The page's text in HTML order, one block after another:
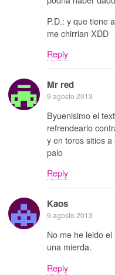
P.D.: y que tiene
me chirrian XDD
Reply
Mr red
9 agosto 2013
Byuenisimo el
refrendearlo
y en toros sitios
palo
Reply
Kaos
9 agosto 2013
No me he leido
una mierda.
Reply